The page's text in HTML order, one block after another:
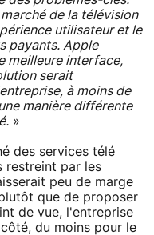
de la télévision
utilisateur et le
payants. Apple
meilleure interface,
serait
à moins de
manière différente
»
des services télé
restreint par les
peu de marge
que de proposer
de vue, l'entreprise
du moins pour le